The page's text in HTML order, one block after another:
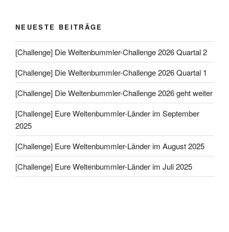
NEUESTE BEITRÄGE
[Challenge] Die Weltenbummler-Challenge 2026 Quartal 2
[Challenge] Die Weltenbummler-Challenge 2026 Quartal 1
[Challenge] Die Weltenbummler-Challenge 2026 geht weiter
[Challenge] Eure Weltenbummler-Länder im September
2025
[Challenge] Eure Weltenbummler-Länder im August 2025
[Challenge] Eure Weltenbummler-Länder im Juli 2025